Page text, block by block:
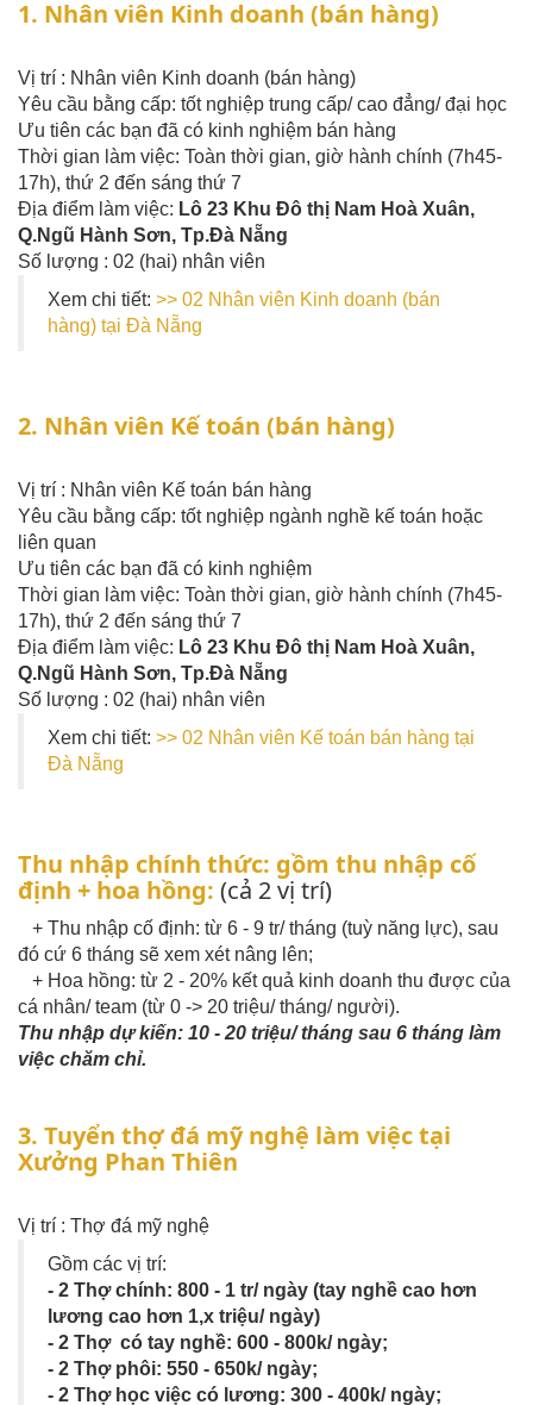
1. Nhân viên Kinh doanh (bán hàng)
Vị trí : Nhân viên Kinh doanh (bán hàng)
Yêu cầu bằng cấp: tốt nghiệp trung cấp/ cao đẳng/ đại học
Ưu tiên các bạn đã có kinh nghiệm bán hàng
Thời gian làm việc: Toàn thời gian, giờ hành chính (7h45-
17h), thứ 2 đến sáng thứ 7
Địa điểm làm việc: Lô 23 Khu Đô thị Nam Hoà Xuân,
Q.Ngũ Hành Sơn, Tp.Đà Nẵng
Số lượng : 02 (hai) nhân viên
Xem chi tiết: >> 02 Nhân viên Kinh doanh (bán
hàng) tại Đà Nẵng
2. Nhân viên Kế toán (bán hàng)
Vị trí : Nhân viên Kế toán bán hàng
Yêu cầu bằng cấp: tốt nghiệp ngành nghề kế toán hoặc
liên quan
Ưu tiên các bạn đã có kinh nghiệm
Thời gian làm việc: Toàn thời gian, giờ hành chính (7h45-
17h), thứ 2 đến sáng thứ 7
Địa điểm làm việc: Lô 23 Khu Đô thị Nam Hoà Xuân,
Q.Ngũ Hành Sơn, Tp.Đà Nẵng
Số lượng : 02 (hai) nhân viên
Xem chi tiết: >> 02 Nhân viên Kế toán bán hàng tại
Đà Nẵng
Thu nhập chính thức: gồm thu nhập cố
định + hoa hồng: (cả 2 vị trí)
+ Thu nhập cố định: từ 6 - 9 tr/ tháng (tuỳ năng lực), sau
đó cứ 6 tháng sẽ xem xét nâng lên;
+ Hoa hồng: từ 2 - 20% kết quả kinh doanh thu được của
cá nhân/ team (từ 0 -> 20 triệu/ tháng/ người).
Thu nhập dự kiến: 10 - 20 triệu/ tháng sau 6 tháng làm
việc chăm chỉ.
3. Tuyển thợ đá mỹ nghệ làm việc tại
Xưởng Phan Thiên
Vị trí : Thợ đá mỹ nghệ
Gồm các vị trí:
- 2 Thợ chính: 800 - 1 tr/ ngày (tay nghề cao hơn
lương cao hơn 1,x triệu/ ngày)
- 2 Thợ có tay nghề: 600 - 800k/ ngày;
- 2 Thợ phôi: 550 - 650k/ ngày;
- 2 Thợ học việc có lương: 300 - 400k/ ngày;